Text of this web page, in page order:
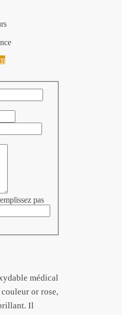
pas
médical
or rose,
Il